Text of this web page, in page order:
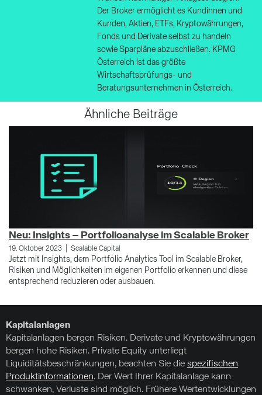
Der Broker ermöglicht es Kundinnen und
Kunden, Aktien, ETFs, Kryptowährungen,
Fonds und Derivate selbst zu handeln
sowie Sparpläne abzuschließen. KPMG
Österreich ist das größte
Wirtschaftsprüfungs- und
Beratungsunternehmen in Österreich.
Ähnliche Beiträge
Neu: Insights – Portfolioanalyse im Scalable Broker
19. Oktober 2023 Scalable Capital
Jetzt mit Insights, dem Portfolio Analytics Tool im Scalable Broker,
Risiken und Möglichkeiten im eigenen Portfolio erkennen und diese
entsprechend reduzieren oder ausbauen.
Kapitalanlagen
Kapitalanlagen bergen Risiken. Derivate und Kryptowährungen
bergen hohe Risiken. Private Equity unterliegt
Liquiditätsbeschränkungen, beachten Sie die spezifischen
Produktinformationen. Der Wert Ihrer Kapitalanlage kann
schwanken, Verluste sind möglich. Frühere Wertentwicklungen